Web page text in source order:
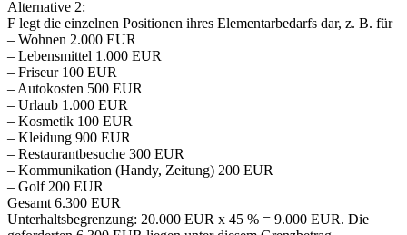
Alternative 2:
F legt die einzelnen Positionen ihres Elementarbedarfs dar, z. B. für
– Wohnen 2.000 EUR
– Lebensmittel 1.000 EUR
– Friseur 100 EUR
– Autokosten 500 EUR
– Urlaub 1.000 EUR
– Kosmetik 100 EUR
– Kleidung 900 EUR
– Restaurantbesuche 300 EUR
– Kommunikation (Handy, Zeitung) 200 EUR
– Golf 200 EUR
Gesamt 6.300 EUR
Unterhaltsbegrenzung: 20.000 EUR x 45 % = 9.000 EUR. Die